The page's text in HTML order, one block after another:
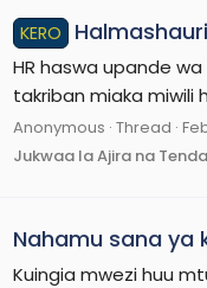
KERO
HR haswa upande
takriban miaka miwili
Anonymous Thread
Jukwaa la Ajira na Tenda
Nahamu sana ya
Kuingia mwezi huu